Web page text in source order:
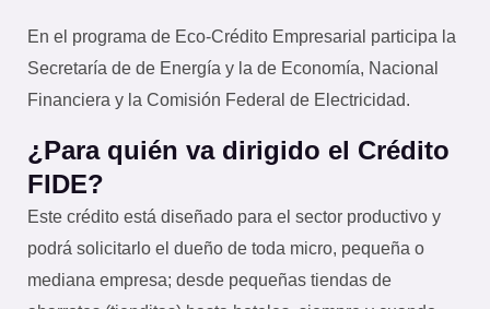
En el programa de Eco-Crédito Empresarial participa la
Secretaría de de Energía y la de Economía, Nacional
Financiera y la Comisión Federal de Electricidad.
¿Para quién va dirigido el Crédito
FIDE?
Este crédito está diseñado para el sector productivo y
podrá solicitarlo el dueño de toda micro, pequeña o
mediana empresa; desde pequeñas tiendas de